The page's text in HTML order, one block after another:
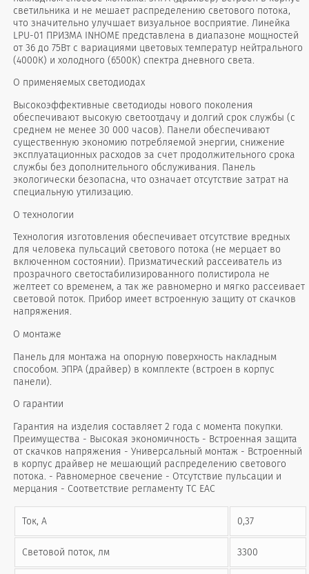
светильника и не мешает распределению светового потока,
что значительно улучшает визуальное восприятие. Линейка
LPU-01 ПРИЗМА INHOME представлена в диапазоне мощностей
от 36 до 75Вт с вариациями цветовых температур нейтрального
(4000К) и холодного (6500К) спектра дневного света.
О применяемых светодиодах
Высокоэффективные светодиоды нового поколения
обеспечивают высокую светоотдачу и долгий срок службы (с
среднем не менее 30 000 часов). Панели обеспечивают
существенную экономию потребляемой энергии, снижение
эксплуатационных расходов за счет продолжительного срока
службы без дополнительного обслуживания. Панель
экологически безопасна, что означает отсутствие затрат на
специальную утилизацию.
О технологии
Технология изготовления обеспечивает отсутствие вредных
для человека пульсаций светового потока (не мерцает во
включенном состоянии). Призматический рассеиватель из
прозрачного светостабилизированного полистирола не
желтеет со временем, а так же равномерно и мягко рассеивает
световой поток. Прибор имеет встроенную защиту от скачков
напряжения.
О монтаже
Панель для монтажа на опорную поверхность накладным
способом. ЭПРА (драйвер) в комплекте (встроен в корпус
панели).
О гарантии
Гарантия на изделия составляет 2 года с момента покупки.
Преимущества - Высокая экономичность - Встроенная защита
от скачков напряжения - Универсальный монтаж - Встроенный
в корпус драйвер не мешающий распределению светового
потока. - Равномерное свечение - Отсутствие пульсации и
мерцания - Соответствие регламенту ТС ЕАС
Ток, А 0,37
Световой поток, лм 3300